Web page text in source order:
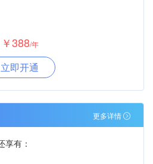
￥388/年
立即开通
更多详情
享有：